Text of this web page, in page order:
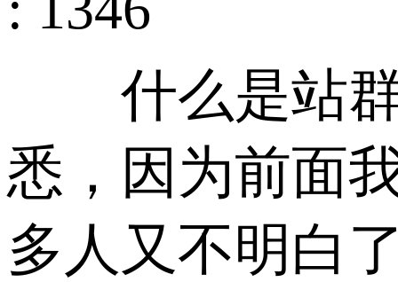
什么是站群
悉，因为前面
多人又不明白